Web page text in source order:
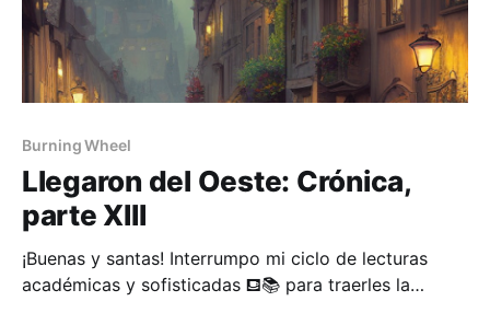
Burning Wheel
Llegaron del Oeste: Crónica,
parte XIII
¡Buenas y santas! Interrumpo mi ciclo de lecturas
académicas y sofisticadas ⛾📚 para traerles la